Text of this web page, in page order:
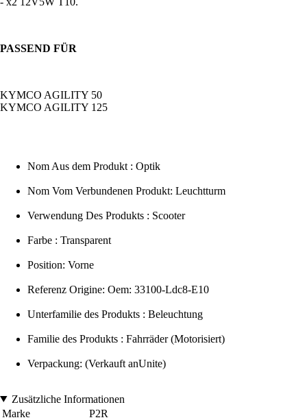
PASSEND FÜR
KYMCO AGILITY 50
KYMCO AGILITY 125
Nom Aus dem Produkt : Optik
Nom Vom Verbundenen Produkt: Leuchtturm
Verwendung Des Produkts : Scooter
Farbe : Transparent
Position: Vorne
Referenz Origine: Oem: 33100-Ldc8-E10
Unterfamilie des Produkts : Beleuchtung
Familie des Produkts : Fahrräder (Motorisiert)
Verpackung: (Verkauft anUnite)
Zusätzliche Informationen
Marke
P2R